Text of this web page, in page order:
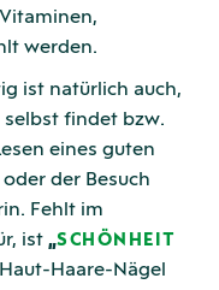
werden.
ist natürlich auch,
selbst findet bzw.
eines guten
der Besuch
Fehlt im
ist „SCHÖNHEIT
Haare-Nägel